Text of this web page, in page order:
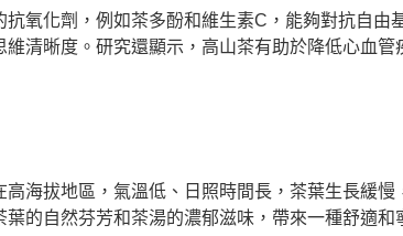
氧化劑，例如茶多酚和維生素C，能夠對抗自
清晰度。研究還顯示，高山茶有助於降低心血
海拔地區，氣溫低、日照時間長，茶葉生長緩
的自然芬芳和茶湯的濃郁滋味，帶來一種舒適和